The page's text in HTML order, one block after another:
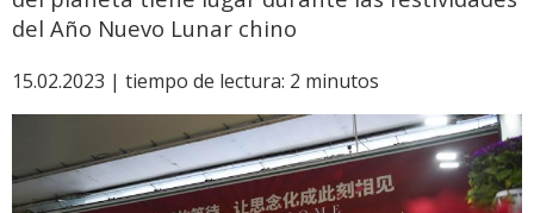
del Año Nuevo Lunar chino
15.02.2023 | tiempo de lectura: 2 minutos